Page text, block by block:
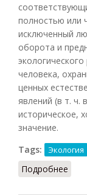
полностью или
исключенный
оборота и
человека,
ценных
явлений (в т.
историческое,
значение.
Tags:
Экология
Подробнее